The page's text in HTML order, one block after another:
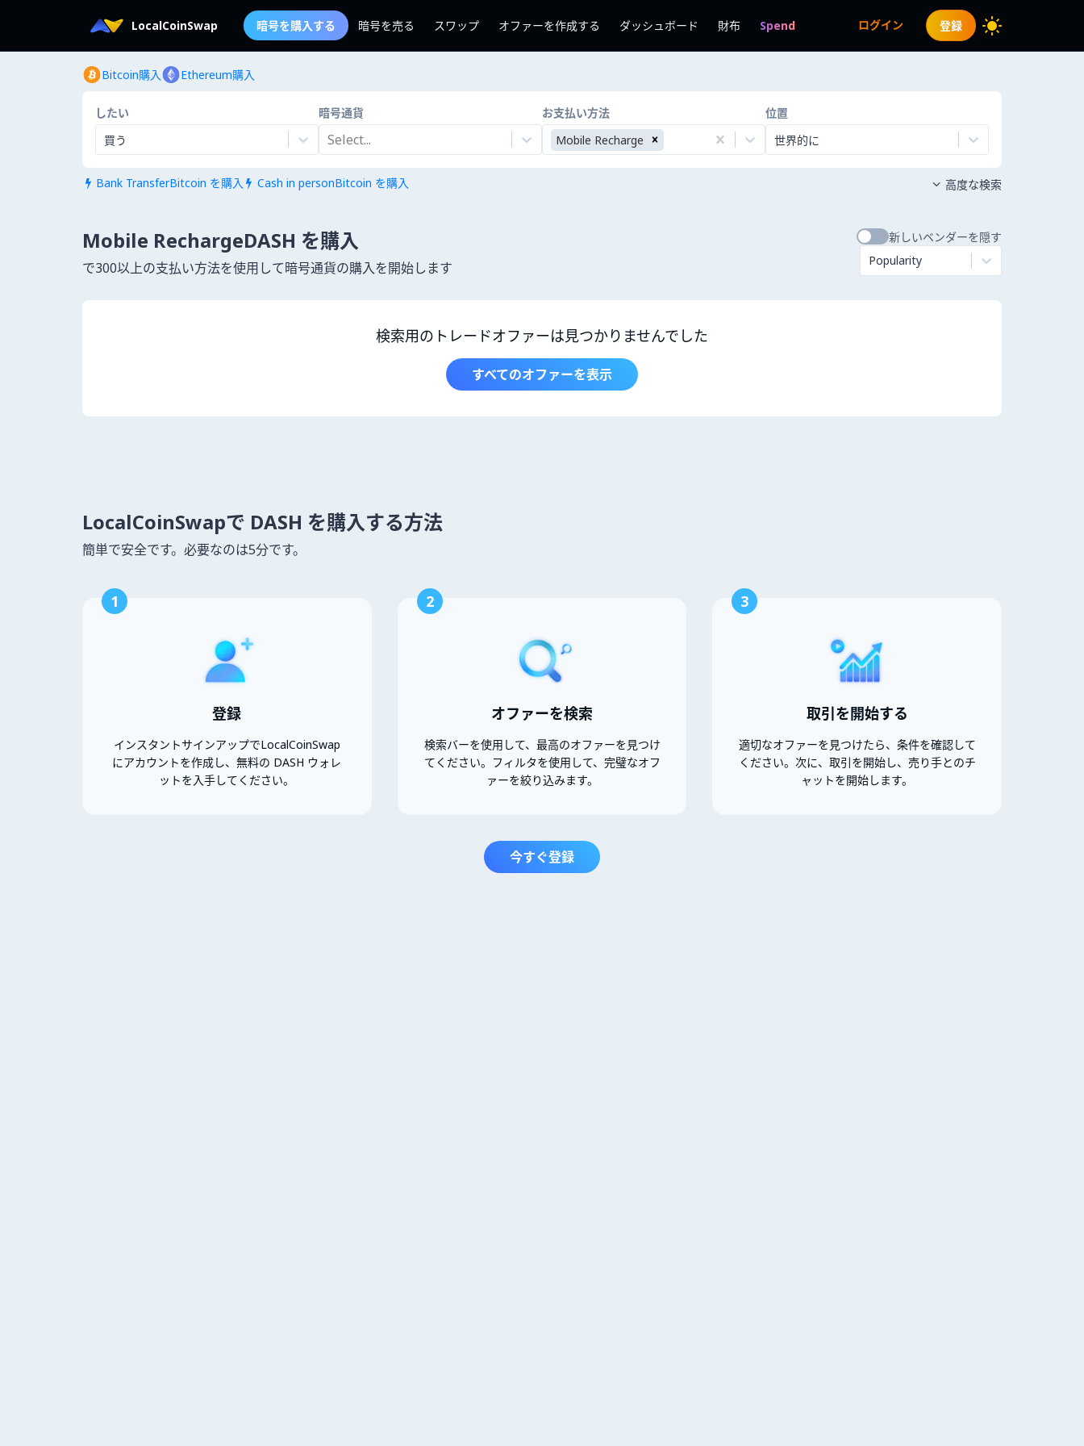
LocalCoinSwap 暗号を購入する 暗号を売る スワップ オファーを作成する ダッシュボード 財布 Spend ログイン 登録
Bitcoin購入 Ethereum購入
したい
買う
暗号通貨
Select...
お支払い方法
Mobile Recharge
位置
世界的に
 Bank TransferBitcoin を購入  Cash in personBitcoin を購入  高度な検索
Mobile RechargeDASH を購入
で300以上の支払い方法を使用して暗号通貨の購入を開始します
新しいベンダーを隠す
Popularity
検索用のトレードオファーは見つかりませんでした
すべてのオファーを表示
LocalCoinSwapで DASH を購入する方法
簡単で安全です。必要なのは5分です。
1
登録
インスタントサインアップでLocalCoinSwap
にアカウントを作成し、無料の DASH ウォレ
ットを入手してください。
2
オファーを検索
検索バーを使用して、最高のオファーを見つけ
てください。フィルタを使用して、完璧なオフ
ァーを絞り込みます。
3
取引を開始する
適切なオファーを見つけたら、条件を確認して
ください。次に、取引を開始し、売り手とのチ
ャットを開始します。
今すぐ登録